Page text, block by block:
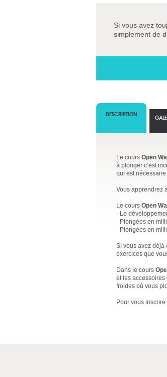
Si vous avez
simplement de
DESCRIPTION
Le cours Open
à plonger c’est
qui est
Vous apprendrez
Le cours Open
- Le
- Plongées en
- Plongées en
Si vous avez déjà
exercices que
Dans le cours
et les accessoires
froides où vous
Pour vous